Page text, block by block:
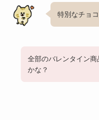
特別なチョ
全部のバレンタイン
かな？